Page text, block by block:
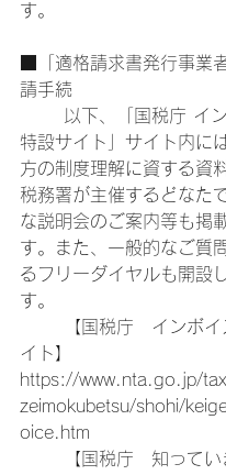
す。
■「適格請求書発行事業
請手続
特設サイト」サイト内に
方の制度理解に資する資
税務署が主催するどなた
な説明会のご案内等も掲
す。また、一般的なご質
るフリーダイヤルも開設
す。
イト】
https://www.nta.go.jp/
zeimokubetsu/shohi/
oice.htm